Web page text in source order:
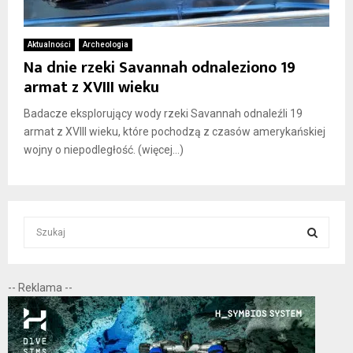
Aktualności Archeologia
Na dnie rzeki Savannah odnaleziono 19
armat z XVIII wieku
Badacze eksplorujący wody rzeki Savannah odnaleźli 19
armat z XVIII wieku, które pochodzą z czasów amerykańskiej
wojny o niepodległość. (więcej…)
c
h
f
o
E
A
-- Reklama --